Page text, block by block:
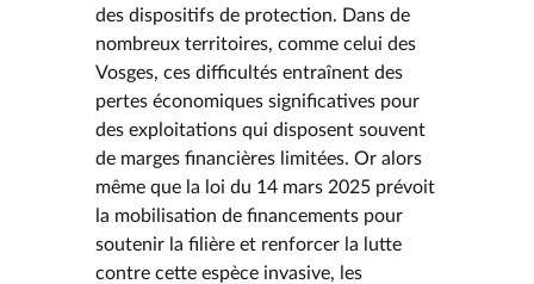
des dispositifs de protection. Dans de
nombreux territoires, comme celui des
Vosges, ces difficultés entraînent des
pertes économiques significatives pour
des exploitations qui disposent souvent
de marges financières limitées. Or alors
même que la loi du 14 mars 2025 prévoit
la mobilisation de financements pour
soutenir la filière et renforcer la lutte
contre cette espèce invasive, les